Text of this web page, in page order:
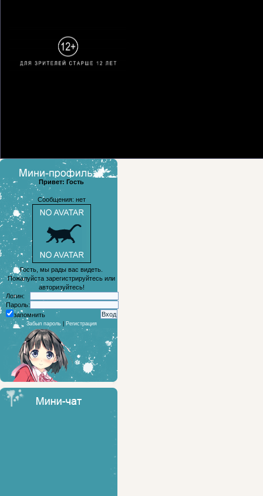
Привет: Гость
Сообщения: нет
Гость, мы рады вас видеть.
Пожалуйста зарегистрируйтесь или
авторизуйтесь!
Логин:
Пароль:
запомнить
Забыл пароль Регистрация